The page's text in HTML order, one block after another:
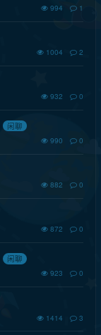
994 1
1004 2
932 0
闲聊
990 0
882 0
872 0
闲聊
923 0
1414 3